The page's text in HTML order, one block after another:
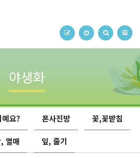
야생화
요? 폰사진방 꽃,꽃받침
열매 잎, 줄기